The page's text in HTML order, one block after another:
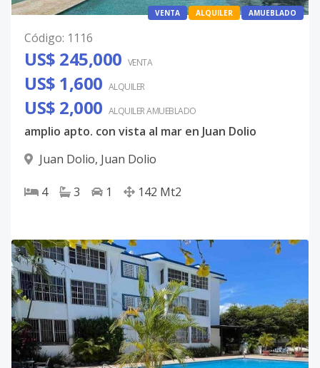
VENTA ALQUILER AMUEBLADO
Código: 1116
US$ 245,000 VENTA
US$ 1,600 ALQUILER
US$ 2,000 ALQUILERAMUEBLADO
amplio apto. con vista al mar en Juan Dolio
Juan Dolio, Juan Dolio
4 3 1 142 Mt2